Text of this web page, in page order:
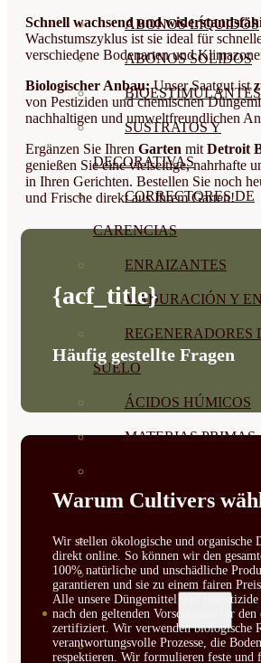
ABONOS LÍQUIDOS
ABONOS SOLIDOS
BIOESTIMULANTES
SUSTRATOS Y
DECORATIVAS
CORRECTORES DE
CARENCIAS
ENRAIZANTES
MADURACIÓN Y
REGENERADORES
SUELO
ÁCIDOS HÚMICOS
MATERIAS PRIMAS
PLANTAS
PLANTAS
GROWPUNCH
SEMILLAS
VER TODAS
Schnell wachsend und
Wachstumszyklus ist sie ideal für
verschiedene Bodenarten und
Biologischer Anbau:Unser Saatgut ist
von Pestiziden und chemischen
nachhaltigen und umweltfreundlichen
Ergänzen Sie Ihren Garten mit Detroit
genießen Sie eine vielseitige, nahrhafte
in Ihren Gerichten. Bestellen Sie noch
und Frische direkt aus Ihrem Garten!
{acf_title}
Häufig gestellte Fragen
Warum Cultivers
Wir stellen ökologische und organische
direkt online. So können wir den
100% natürliche und unschädliche
garantieren und sie zu einem fairen
Alle unsere Düngemittel und
nach den geltenden Vorschriften für den
zertifiziert. Wir verwenden biologische
verantwortungsvolle Prozesse, die
respektieren. Wir formulieren feste und